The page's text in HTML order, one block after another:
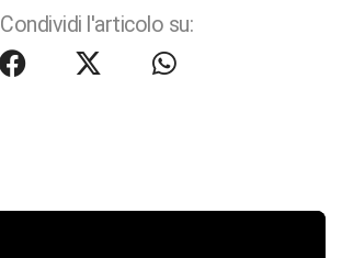
Condividi l'articolo su: